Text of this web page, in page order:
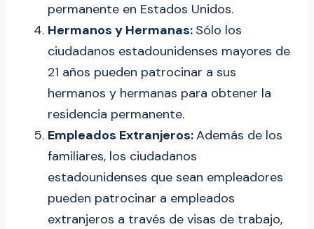
permanente en Estados Unidos.
Hermanos y Hermanas: Sólo los
ciudadanos estadounidenses mayores de
21 años pueden patrocinar a sus
hermanos y hermanas para obtener la
residencia permanente.
Empleados Extranjeros:Además de los
familiares, los ciudadanos
estadounidenses que sean empleadores
pueden patrocinar a empleados
extranjeros a través de visas de trabajo,